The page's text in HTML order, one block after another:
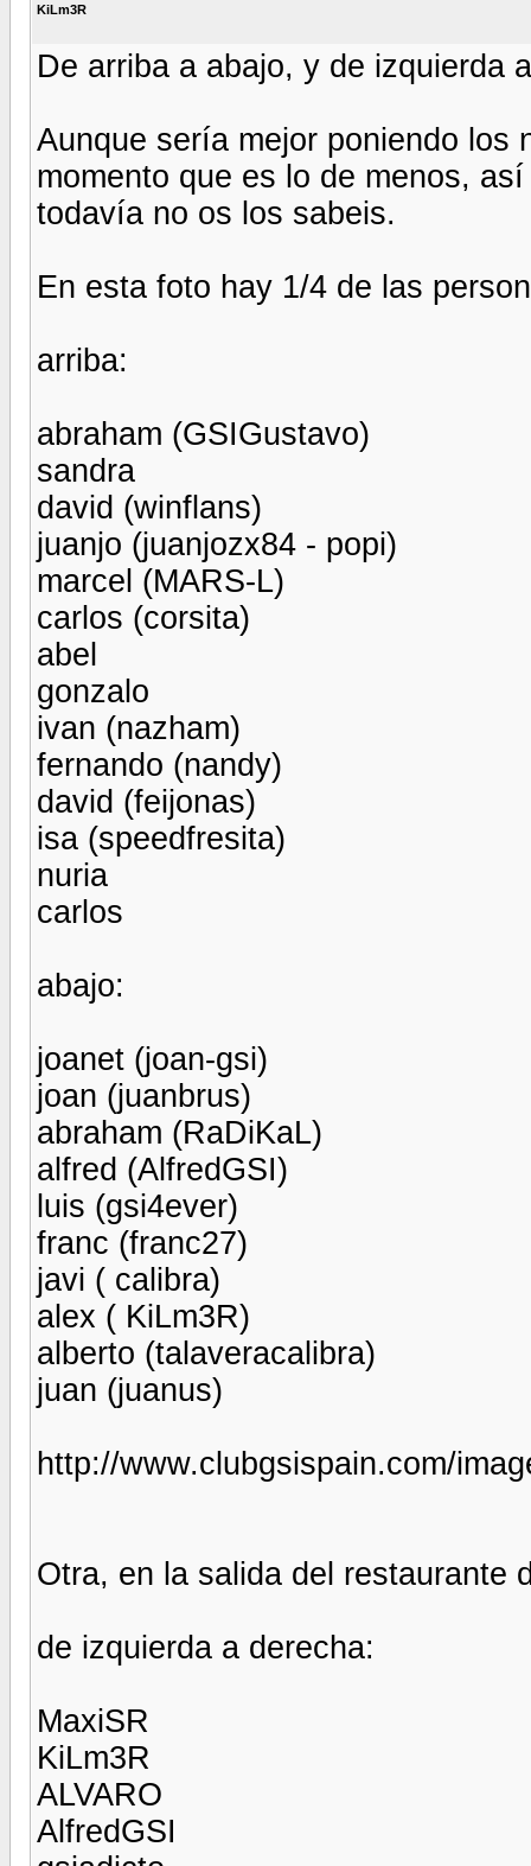
KiLm3R
De arriba a abajo, y de izquierda
Aunque sería mejor poniendo los
momento que es lo de menos,
todavía no os los sabeis.
En esta foto hay 1/4 de las
arriba:
abraham (GSIGustavo)
sandra
david (winflans)
juanjo (juanjozx84 - popi)
marcel (MARS-L)
carlos (corsita)
abel
gonzalo
ivan (nazham)
fernando (nandy)
david (feijonas)
isa (speedfresita)
nuria
carlos
abajo:
joanet (joan-gsi)
joan (juanbrus)
abraham (RaDiKaL)
alfred (AlfredGSI)
luis (gsi4ever)
franc (franc27)
javi ( calibra)
alex ( KiLm3R)
alberto (talaveracalibra)
juan (juanus)
http://www.clubgsispain.com/
Otra, en la salida del restaurante
de izquierda a derecha:
MaxiSR
KiLm3R
ALVARO
AlfredGSI